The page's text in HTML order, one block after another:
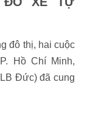
đô thị, hai cuộc
Hồ Chí Minh,
Đức) đã cung